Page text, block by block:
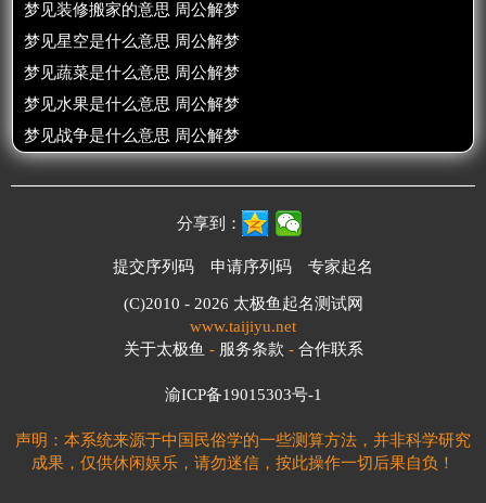
梦见装修搬家的意思 周公解梦
梦见星空是什么意思 周公解梦
梦见蔬菜是什么意思 周公解梦
梦见水果是什么意思 周公解梦
梦见战争是什么意思 周公解梦
分享到：
提交序列码 申请序列码 专家起名
(C)2010 - 2026 太极鱼起名测试网
www.taijiyu.net
关于太极鱼 - 服务条款 - 合作联系
渝ICP备19015303号-1
声明：本系统来源于中国民俗学的一些测算方法，并非科学研究
成果，仅供休闲娱乐，请勿迷信，按此操作一切后果自负！